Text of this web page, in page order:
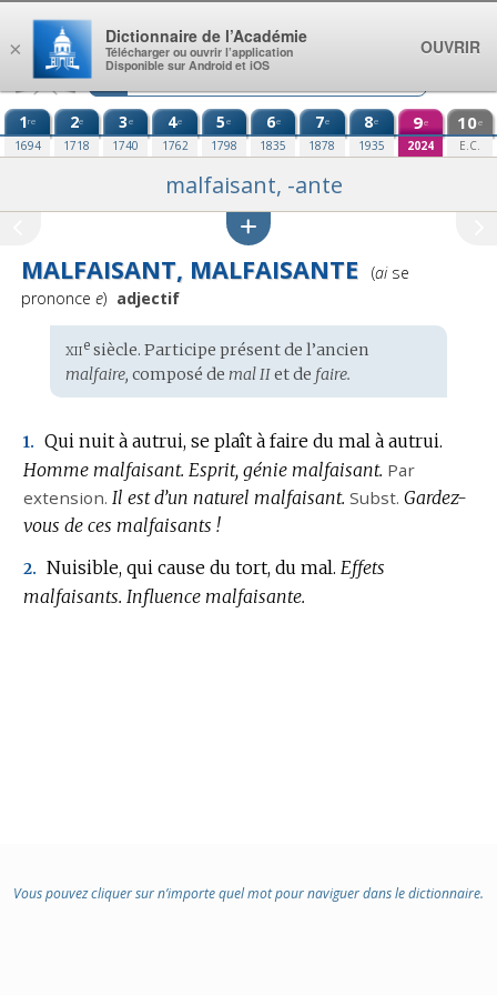
Aller au contenu
1re
1694
2e
1718
3e
1740
4e
1762
5e
1798
6e
1835
7e
1878
8e
1935
9e
2024
10e
E.C.
malfaisant, -ante
MALFAISANT, MALFAISANTE
Prononciation
(aise
prononce e) adjectif
Étymologie
:
xiiesiècle. Participe présent de l’ancien
malfaire, composé de mal IIet de faire.
1. Qui nuit à autrui, se plaît à faire du mal à autrui.
Homme malfaisant. Esprit, génie malfaisant. Par
extension. Il est d’un naturel malfaisant. Subst. Gardez-
vous de ces malfaisants !
2. Nuisible, qui cause du tort, du mal. Effets
malfaisants. Influence malfaisante.
Vous pouvez cliquer sur n’importe quel mot pour naviguer dans le dictionnaire.
×
Dictionnaire de l’Académie
Télécharger ou ouvrir l’application
Disponible sur Android et iOS
OUVRIR